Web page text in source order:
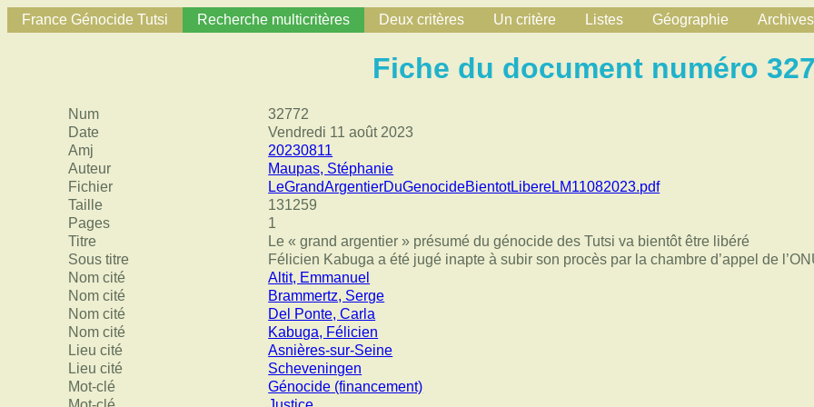
France Génocide Tutsi Recherche multicritères Deux critères Un critère Listes Géographie Archives
Fiche du document numéro
Num
32772
Date
Vendredi 11 août 2023
Amj
20230811
Auteur
Maupas, Stéphanie
Fichier
LeGrandArgentierDuGenocideBientotLibereLM11082023.pdf
Taille
131259
Pages
1
Titre
Le « grand argentier » présumé du génocide des Tutsi va bientôt être libéré
Sous titre
Félicien Kabuga a été jugé inapte à subir son procès par la chambre d’appel de
Nom cité
Altit, Emmanuel
Nom cité
Brammertz, Serge
Nom cité
Del Ponte, Carla
Nom cité
Kabuga, Félicien
Lieu cité
Asnières-sur-Seine
Lieu cité
Scheveningen
Mot-clé
Génocide (financement)